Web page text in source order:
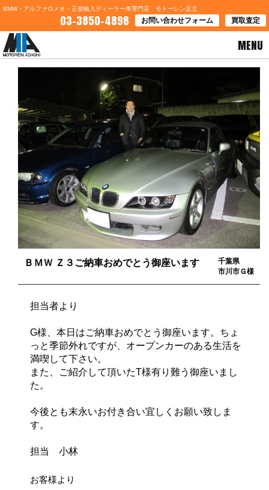
BMW・アルファロメオ・正規輸入ディーラー車専門店 モトーレン足立
03-3850-4898 お問い合わせフォーム 買取査定
MENU
HOME>お客様の声
ＢＭＷ Ｚ３ご納車おめでとう御座います
千葉県
市川市Ｇ様
担当者より
G様、本日はご納車おめでとう御座います。ちょ
っと季節外れですが、オープンカーのある生活を
満喫して下さい。
また、ご紹介して頂いたT様有り難う御座いまし
た。
今後とも末永いお付き合い宜しくお願い致しま
す。
担当 小林
お客様より